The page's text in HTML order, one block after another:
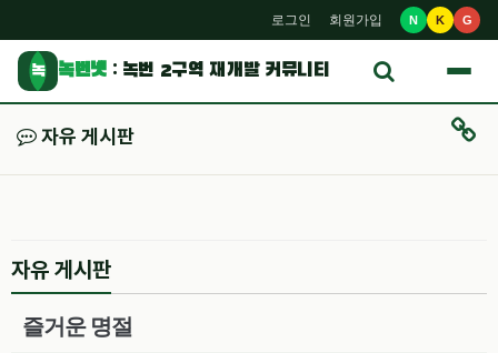
로그인 회원가입 N K G
녹 녹번넷: 녹번 2구역 재개발 커뮤니티
자유 게시판
자유 게시판
즐거운 명절